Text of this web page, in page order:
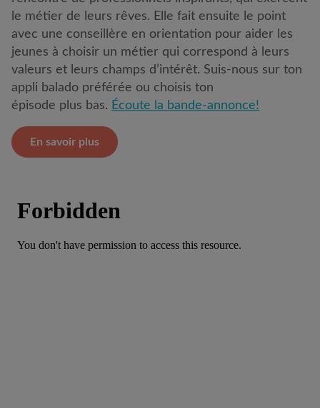
le métier de leurs rêves. Elle fait ensuite le point
avec une conseillère en orientation pour aider les
jeunes à choisir un métier qui correspond à leurs
valeurs et leurs champs d’intérêt. Suis-nous sur ton
appli balado préférée ou choisis ton
épisode plus bas. Écoute la bande-annonce!
En savoir plus